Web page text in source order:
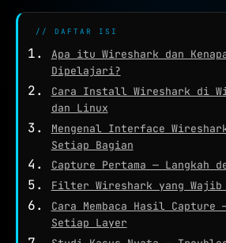
DNS PROPAGATION
NETWORK TOOLS
★
TRACEROUTE
SPEED TEST
PORT CHECKER
CEK LOKASI NEW
// DAFTAR ISI
Apa itu Wireshark dan
Dipelajari?
Cara Install Wireshark di
dan Linux
Mengenal Interface
Setiap Bagian
Capture Pertama — Langkah
Filter Wireshark yang Wajib
Cara Membaca Hasil Capture —
Setiap Layer